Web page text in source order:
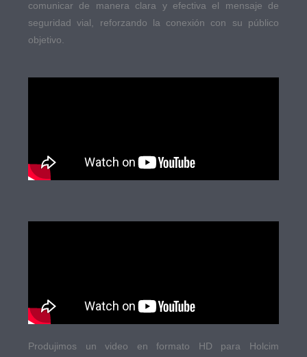
comunicar de manera clara y efectiva el mensaje de
seguridad vial, reforzando la conexión con su público
objetivo.
Produjimos un video en formato HD para Holcim